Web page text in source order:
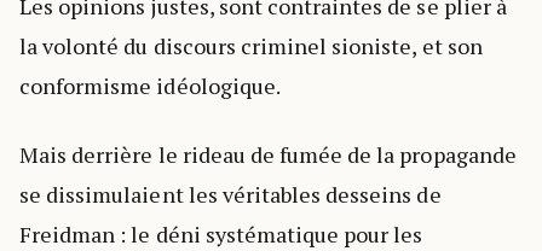
la volonté du discours criminel sioniste, et son
conformisme idéologique.
Mais derrière le rideau de fumée de la propagande
se dissimulaient les véritables desseins de
Freidman : le déni systématique pour les